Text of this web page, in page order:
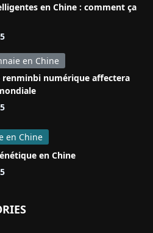
en Chine : comment ça
en Chine
renminbi numérique affectera
en Chine
en Chine